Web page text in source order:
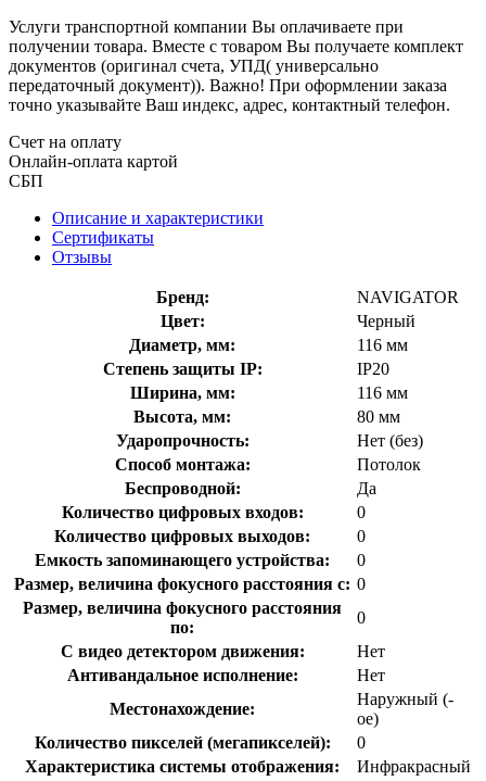
Услуги транспортной компании Вы оплачиваете при
получении товара. Вместе с товаром Вы получаете комплект
документов (оригинал счета, УПД( универсально
передаточный документ)). Важно! При оформлении заказа
точно указывайте Ваш индекс, адрес, контактный телефон.
Счет на оплату
Онлайн-оплата картой
СБП
Описание и характеристики
Сертификаты
Отзывы
Бренд:
NAVIGATOR
Цвет:
Черный
Диаметр, мм:
116 мм
Степень защиты IP:
IP20
Ширина, мм:
116 мм
Высота, мм:
80 мм
Ударопрочность:
Нет (без)
Способ монтажа:
Потолок
Беспроводной:
Да
Количество цифровых входов:
0
Количество цифровых выходов:
0
Емкость запоминающего устройства:
0
Размер, величина фокусного расстояния с: 0
Размер, величина фокусного расстояния
по:
0
С видео детектором движения:
Нет
Антивандальное исполнение:
Нет
Местонахождение:
Наружный (-
ое)
Количество пикселей (мегапикселей):
0
Характеристика системы отображения:
Инфракрасный